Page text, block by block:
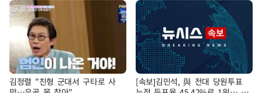
김정렬 "친형 군대서 구타로 사
[속보]김민석, 與 전대 당원투표